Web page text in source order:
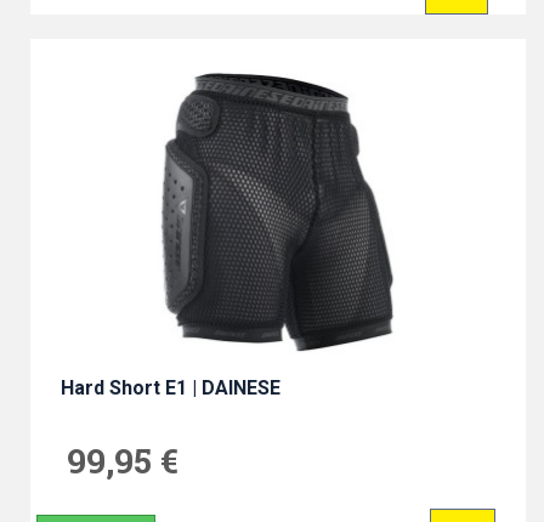
Hard Short E1 | DAINESE
99,95 €